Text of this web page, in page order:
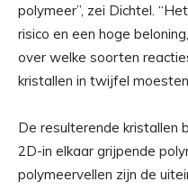
polymeer”, zei Dichtel.
risico en een hoge
over welke soorten
kristallen in twijfel moesten
De resulterende kristallen
2D-in elkaar grijpende
polymeervellen zijn de